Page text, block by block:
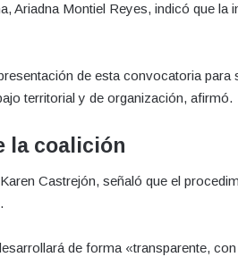
Ariadna Montiel Reyes, indicó que la
de esta convocatoria
territorial y de organización, afirmó.
la coalición
Castrejón, señaló que el
de forma «transparente,